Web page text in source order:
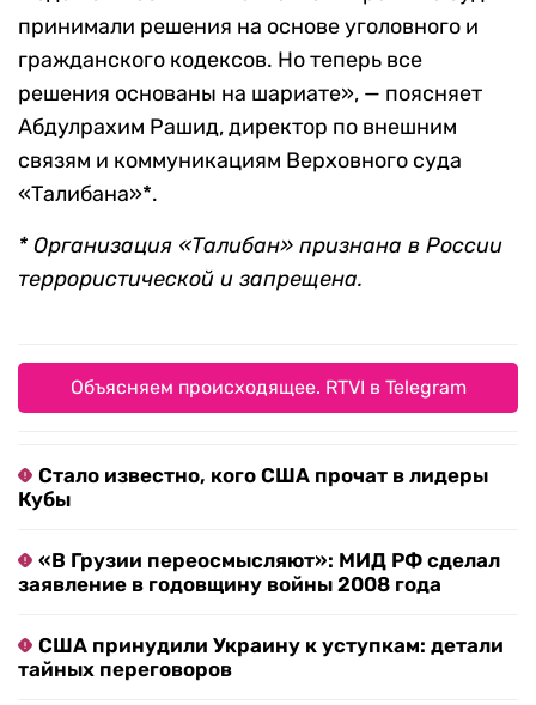
принимали решения на основе уголовного и
гражданского кодексов. Но теперь все
решения основаны на шариате», — поясняет
Абдулрахим Рашид, директор по внешним
связям и коммуникациям Верховного суда
«Талибана»*.
* Организация «Талибан» признана в России
террористической и запрещена.
Объясняем происходящее. RTVI в Telegram
Стало известно, кого США прочат в лидеры
Кубы
«В Грузии переосмысляют»: МИД РФ сделал
заявление в годовщину войны 2008 года
США принудили Украину к уступкам: детали
тайных переговоров